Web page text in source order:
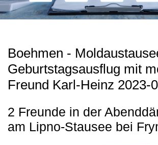
Boehmen -
Geburtstagsausflug mit
Freund Karl-Heinz 2023-
2 Freunde in der
am Lipno-Stausee bei